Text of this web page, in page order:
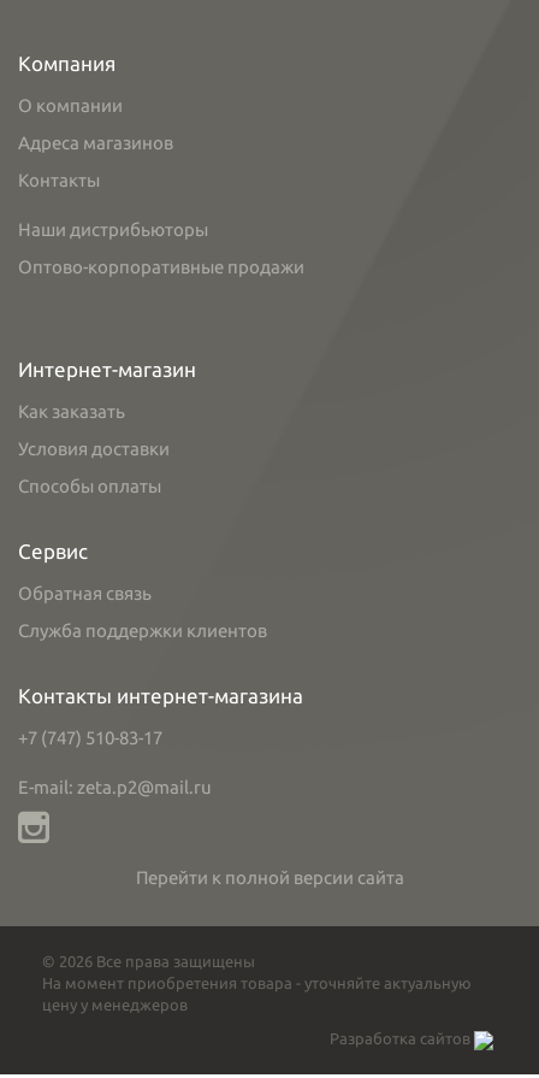
Компания
О компании
Адреса магазинов
Контакты
Наши дистрибьюторы
Оптово-корпоративные продажи
Интернет-магазин
Как заказать
Условия доставки
Способы оплаты
Сервис
Обратная связь
Служба поддержки клиентов
Контакты интернет-магазина
+7 (747) 510-83-17
E-mail: zeta.p2@mail.ru
Перейти к полной версии сайта
© 2026 Все права защищены
На момент приобретения товара - уточняйте актуальную
цену у менеджеров
Разработка сайтов